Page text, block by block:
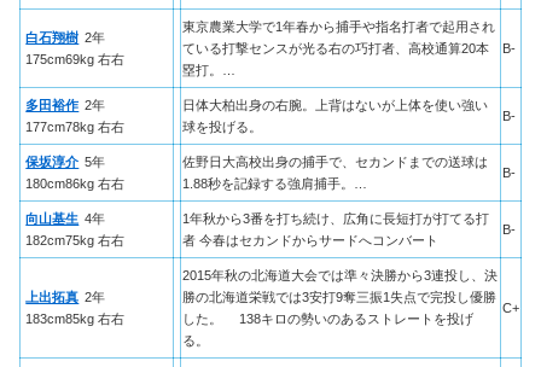
白石翔樹 2年
175cm69kg 右右
東京農業大学で1年春から捕手や指名打者で起用され
ている打撃センスが光る右の巧打者、高校通算20本
塁打。…
B-
多田裕作 2年
177cm78kg 右右
日体大柏出身の右腕。上背はないが上体を使い強い
球を投げる。
B-
保坂淳介 5年
180cm86kg 右右
佐野日大高校出身の捕手で、セカンドまでの送球は
1.88秒を記録する強肩捕手。…
B-
向山基生 4年
182cm75kg 右右
1年秋から3番を打ち続け、広角に長短打が打てる打
者 今春はセカンドからサードへコンバート
B-
上出拓真 2年
183cm85kg 右右
2015年秋の北海道大会では準々決勝から3連投し、決
勝の北海道栄戦では3安打9奪三振1失点で完投し優勝
した。 138キロの勢いのあるストレートを投げ
る。
C+